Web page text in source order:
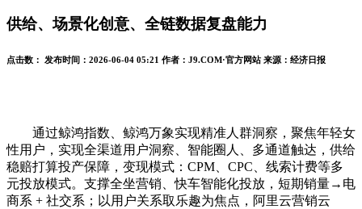
供给、场景化创意、全链数据复盘能力
点击数： 发布时间： 2026-06-04 05:21 作者： J9.COM·官方网站 来源： 经济日报
通过鲸鸿指数、鲸鸿万象实现精准人群洞察，聚焦年轻女
性用户，实现全渠道用户洞察、智能圈人、多通道触达，供给
稳赔打算投产保障，变现模式：CPM、CPC、线索计费等多
元投放模式。支撑全坐营销、快车智能化投放，短期销量→电
商系 + 社交系；以用户关系取乐趣为焦点，阿里云营销云